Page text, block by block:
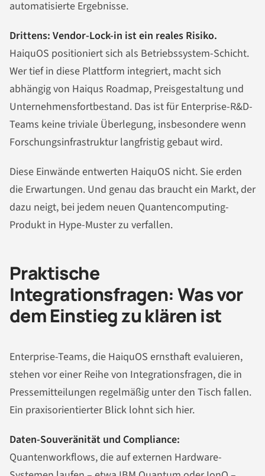
automatisierte Ergebnisse.
Drittens: Vendor-Lock-in ist ein reales Risiko.
HaiquOS positioniert sich als Betriebssystem-Schicht.
Wer tief in diese Plattform integriert, macht sich
abhängig von Haiqus Roadmap, Preisgestaltung und
Unternehmensfortbestand. Das ist für Enterprise-R&D-
Teams keine triviale Überlegung, insbesondere wenn
Forschungsinfrastruktur langfristig gebaut wird.
Diese Einwände entwerten HaiquOS nicht. Sie erden
die Erwartungen. Und genau das braucht ein Markt, der
dazu neigt, bei jedem neuen Quantencomputing-
Produkt in Hype-Muster zu verfallen.
Praktische
Integrationsfragen: Was vor
dem Einstieg zu klären ist
Enterprise-Teams, die HaiquOS ernsthaft evaluieren,
stehen vor einer Reihe von Integrationsfragen, die in
Pressemitteilungen regelmäßig unter den Tisch fallen.
Ein praxisorientierter Blick lohnt sich hier.
Daten-Souveränität und Compliance:
Quantenworkflows, die auf externen Hardware-